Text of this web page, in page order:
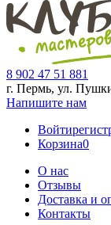
8 902 47 51 881
г. Пермь, ул.
Напишите нам
Войти
Корзина0
О нас
Отзывы
Доставка и
Контакты